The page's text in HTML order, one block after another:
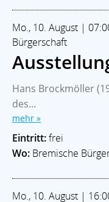
Mo., 10. August |
Bürgerschaft
Hans Brockmöller
des...
mehr »
Eintritt:frei
Wo: Bremische
Mo., 10. August |